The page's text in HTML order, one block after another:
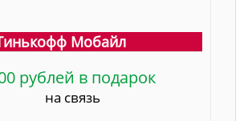
Мобайл
рублей в подарок
на связь